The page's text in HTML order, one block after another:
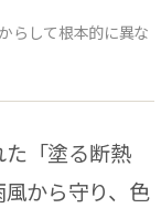
らして根本的に異な
「塗る断熱
から守り、色